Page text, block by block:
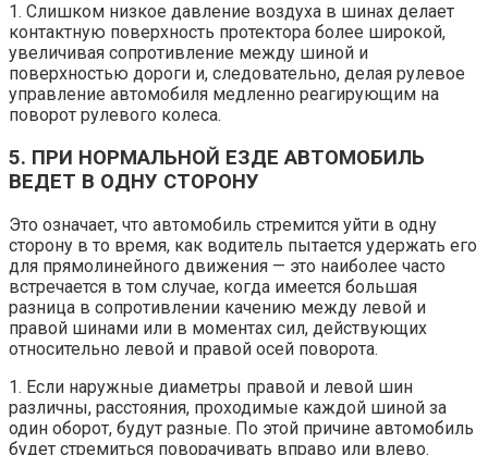
1. Слишком низкое давление воздуха в шинах делает
контактную поверхность протектора более широкой,
увеличивая сопротивление между шиной и
поверхностью дороги и, следовательно, делая рулевое
управление автомобиля медленно реагирующим на
поворот рулевого колеса.
5. ПРИ НОРМАЛЬНОЙ ЕЗДЕ АВТОМОБИЛЬ
ВЕДЕТ В ОДНУ СТОРОНУ
Это означает, что автомобиль стремится уйти в одну
сторону в то время, как водитель пытается удержать его
для прямолинейного движения — это наиболее часто
встречается в том случае, когда имеется большая
разница в сопротивлении качению между левой и
правой шинами или в моментах сил, действующих
относительно левой и правой осей поворота.
1. Если наружные диаметры правой и левой шин
различны, расстояния, проходимые каждой шиной за
один оборот, будут разные. По этой причине автомобиль
будет стремиться поворачивать вправо или влево.